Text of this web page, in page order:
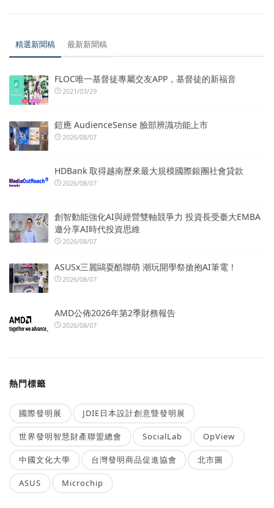
精選新聞稿 最新新聞稿
FLOC唯一基督徒專屬交友APP，基督徒的新福音
2021/03/29
鎧應 AudienceSense 臉部辨識功能上市
2026/08/07
HDBank 取得越南歷來最大規模國際銀團社會貸款
2026/08/07
創智動能強化AI與經營雙軸競爭力 投資長受臺大EMBA
邀分享AI時代投資思維
2026/08/07
ASUSx三麗鷗耍酷聯萌 潮玩開學祭搶抱AI筆電！
2026/08/07
AMD公佈2026年第2季財務報告
2026/08/07
熱門標籤
國際發明展 JDIE日本設計創意暨發明展
世界發明智慧財產聯盟總會 SocialLab OpView
中國文化大學 台灣發明商品促進協會 北市圖
ASUS Microchip